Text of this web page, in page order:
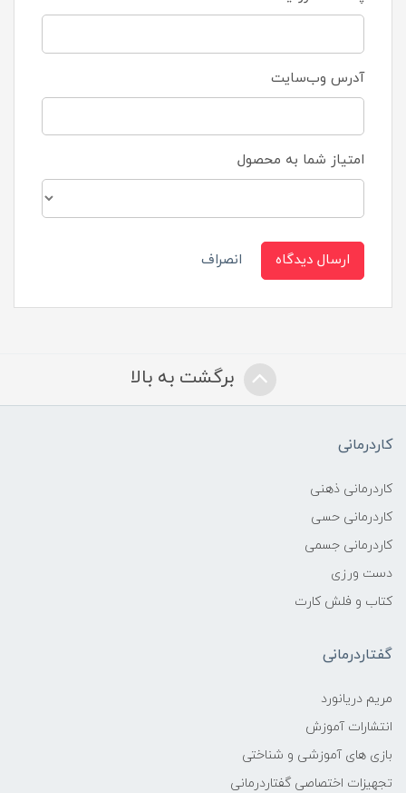
آدرس وب‌سایت
امتیاز شما به محصول
ارسال دیدگاه انصراف
برگشت به بالا
کاردرمانی
کاردرمانی ذهنی
کاردرمانی حسی
کاردرمانی جسمی
دست ورزی
کتاب و فلش کارت
گفتاردرمانی
مریم دریانورد
انتشارات آموزش
بازی های آموزشی و شناختی
تجهیزات اختصاصی گفتاردرمانی